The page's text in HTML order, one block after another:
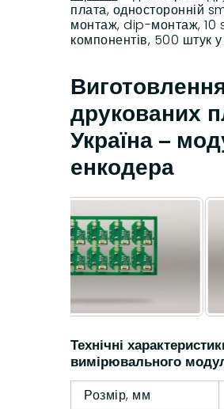
плата, односторонній
монтаж, dip-монтаж, 10
компонентів, 500 штук у
друкованих
Україна –
енкодера
Технічні
вимірювального
Розмір, мм